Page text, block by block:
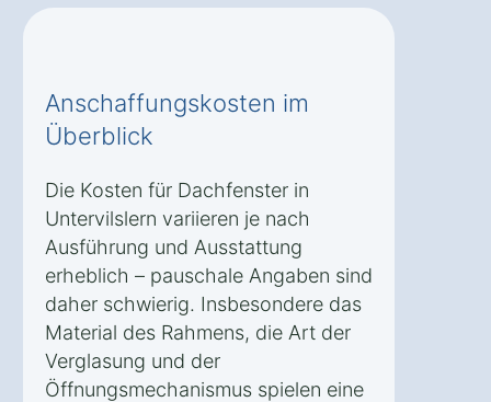
Anschaffungskosten im
Überblick
Die Kosten für Dachfenster in
Untervilslern variieren je nach
Ausführung und Ausstattung
erheblich – pauschale Angaben sind
daher schwierig. Insbesondere das
Material des Rahmens, die Art der
Verglasung und der
Öffnungsmechanismus spielen eine